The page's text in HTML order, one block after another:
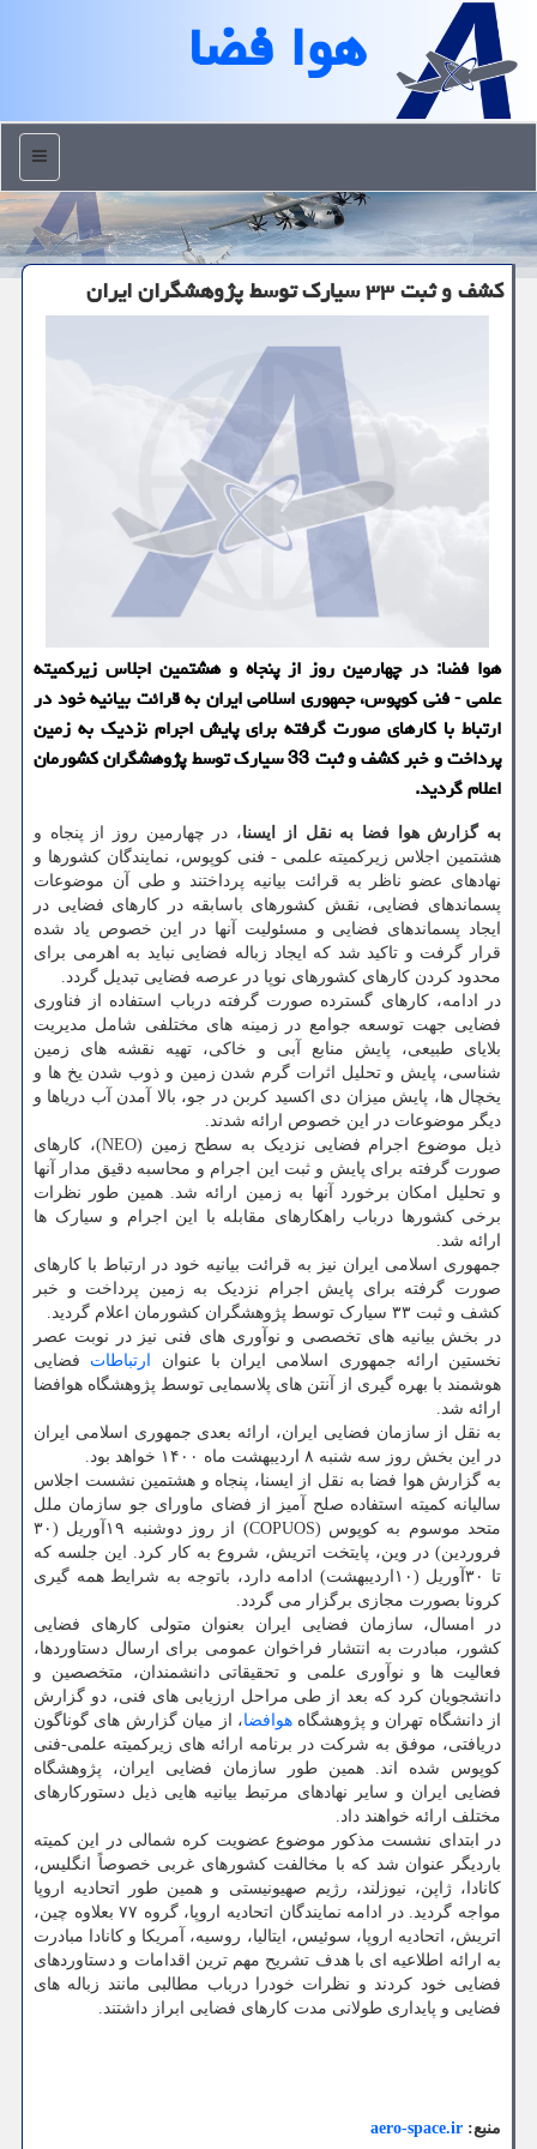
هوا فضا
منو
كشف و ثبت ۳۳ سیارك توسط پژوهشگران ایران
هوا فضا: در چهارمین روز از پنجاه و هشتمین اجلاس زیرکمیته
علمی - فنی کوپوس، جمهوری اسلامی ایران به قرائت بیانیه خود در
ارتباط با کارهای صورت گرفته برای پایش اجرام نزدیک به زمین
پرداخت و خبر کشف و ثبت 33 سیارک توسط پژوهشگران کشورمان
اعلام گردید.
به گزارش هوا فضا به نقل از ایسنا، در چهارمین روز از پنجاه و
هشتمین اجلاس زیرکمیته علمی - فنی کوپوس، نمایندگان کشورها و
نهادهای عضو ناظر به قرائت بیانیه پرداختند و طی آن موضوعات
پسماندهای فضایی، نقش کشورهای باسابقه در کارهای فضایی در
ایجاد پسماندهای فضایی و مسئولیت آنها در این خصوص یاد شده
قرار گرفت و تاکید شد که ایجاد زباله فضایی نباید به اهرمی برای
محدود کردن کارهای کشورهای نوپا در عرصه فضایی تبدیل گردد.
در ادامه، کارهای گسترده صورت گرفته درباب استفاده از فناوری
فضایی جهت توسعه جوامع در زمینه های مختلفی شامل مدیریت
بلایای طبیعی، پایش منابع آبی و خاکی، تهیه نقشه های زمین
شناسی، پایش و تحلیل اثرات گرم شدن زمین و ذوب شدن یخ ها و
یخچال ها، پایش میزان دی اکسید کربن در جو، بالا آمدن آب دریاها و
دیگر موضوعات در این خصوص ارائه شدند.
ذیل موضوع اجرام فضایی نزدیک به سطح زمین (NEO)، کارهای
صورت گرفته برای پایش و ثبت این اجرام و محاسبه دقیق مدار آنها
و تحلیل امکان برخورد آنها به زمین ارائه شد. همین طور نظرات
برخی کشورها درباب راهکارهای مقابله با این اجرام و سیارک ها
ارائه شد.
جمهوری اسلامی ایران نیز به قرائت بیانیه خود در ارتباط با کارهای
صورت گرفته برای پایش اجرام نزدیک به زمین پرداخت و خبر
کشف و ثبت ۳۳ سیارک توسط پژوهشگران کشورمان اعلام گردید.
در بخش بیانیه های تخصصی و نوآوری های فنی نیز در نوبت عصر
نخستین ارائه جمهوری اسلامی ایران با عنوان
ارتباطات فضایی
هوشمند با بهره گیری از آنتن های پلاسمایی توسط پژوهشگاه هوافضا
ارائه شد.
به نقل از سازمان فضایی ایران، ارائه بعدی جمهوری اسلامی ایران
در این بخش روز سه شنبه ۸ اردیبهشت ماه ۱۴۰۰ خواهد بود.
به گزارش هوا فضا به نقل از ایسنا، پنجاه و هشتمین نشست اجلاس
سالیانه کمیته استفاده صلح آمیز از فضای ماورای جو سازمان ملل
متحد موسوم به کوپوس (COPUOS) از روز دوشنبه ۱۹آوریل (۳۰
فروردین) در وین، پایتخت اتریش، شروع به کار کرد. این جلسه که
تا ۳۰آوریل (۱۰اردیبهشت) ادامه دارد، باتوجه به شرایط همه گیری
کرونا بصورت مجازی برگزار می گردد.
در امسال، سازمان فضایی ایران بعنوان متولی کارهای فضایی
کشور، مبادرت به انتشار فراخوان عمومی برای ارسال دستاوردها،
فعالیت ها و نوآوری علمی و تحقیقاتی دانشمندان، متخصصین و
دانشجویان کرد که بعد از طی مراحل ارزیابی های فنی، دو گزارش
از دانشگاه تهران و پژوهشگاه هوافضا، از میان گزارش های گوناگون
دریافتی، موفق به شرکت در برنامه ارائه های زیرکمیته علمی-فنی
کوپوس شده اند. همین طور سازمان فضایی ایران، پژوهشگاه
فضایی ایران و سایر نهادهای مرتبط بیانیه هایی ذیل دستورکارهای
مختلف ارائه خواهند داد.
در ابتدای نشست مذکور موضوع عضویت کره شمالی در این کمیته
باردیگر عنوان شد که با مخالفت کشورهای غربی خصوصاً انگلیس،
کانادا، ژاپن، نیوزلند، رژیم صهیونیستی و همین طور اتحادیه اروپا
مواجه گردید. در ادامه نمایندگان اتحادیه اروپا، گروه ۷۷ بعلاوه چین،
اتریش، اتحادیه اروپا، سوئیس، ایتالیا، روسیه، آمریکا و کانادا مبادرت
به ارائه اطلاعیه ای با هدف تشریح مهم ترین اقدامات و دستاوردهای
فضایی خود کردند و نظرات خودرا درباب مطالبی مانند زباله های
فضایی و پایداری طولانی مدت کارهای فضایی ابراز داشتند.
منبع: aero-space.ir